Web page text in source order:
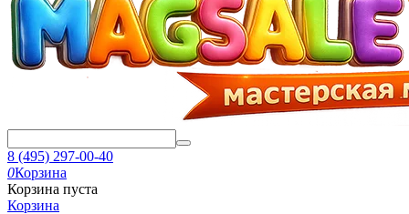
8 (495) 297-00-40
0Корзина
Корзина пуста
Корзина